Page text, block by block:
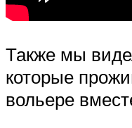
Также мы
которые
вольере